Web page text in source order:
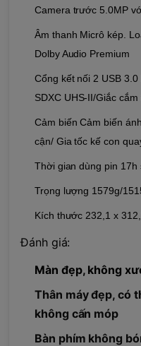
Camera trước 5.0MP
Âm thanh Micrô kép.
Dolby Audio Premium
Cổng kết nối 2 USB
SDXC UHS-II/Giắc
Cảm biến Cảm biến
cận/ Gia tốc kế con
Thời gian dùng pin 17h
Trọng lượng 1579g/
Kích thước 232,1 x
Đánh giá:
Màn đẹp, không
Thân máy đẹp, có
không cấn móp
Bàn phím không